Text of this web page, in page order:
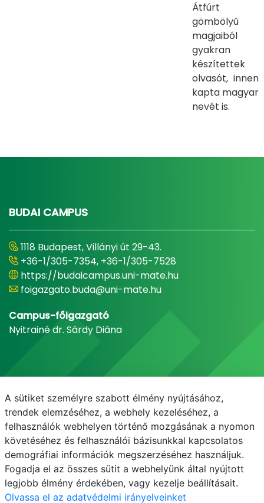
Átfúrt
gömbölyű
magjaiból
gyakran
készítettek
olvasót, innen
kapta magyar
nevét is.
BUDAI CAMPUS
1118 Budapest, Villányi út 29-43.
+36-1/305-7354, +36-1/305-7528
https://budaicampus.uni-mate.hu
foigazgato.buda@uni-mate.hu
Campus-főigazgató
Nyitrainé dr. Sárdy Diána
E-mail Telefonkönyv NEPTUN E-learning
A sütiket személyre szabott élmény nyújtásához,
trendek elemzéséhez, a webhely kezeléséhez, a
felhasználók webhelyen történő mozgásának a nyomon
követéséhez és felhasználói bázisunkkal kapcsolatos
demográfiai információk megszerzéséhez használjuk.
Fogadja el az összes sütit a webhelyünk által nyújtott
legjobb élmény érdekében, vagy kezelje beállításait.
Olvassa el az adatvédelmi irányelveinket